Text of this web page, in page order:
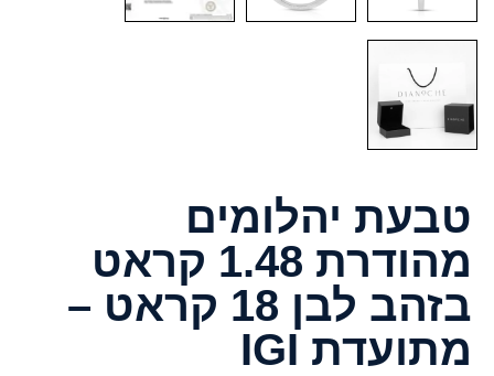
טבעת יהלומים
מהודרת 1.48 קראט
בזהב לבן 18 קראט –
מתועדת IGI